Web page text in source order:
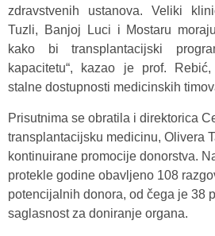
zdravstvenih ustanova. Veliki
Tuzli, Banjoj Luci i Mostaru
kako bi transplantacijski
kapacitetu“, kazao je prof.
stalne dostupnosti medicinskih
Prisutnima se obratila i direktorica
transplantacijsku medicinu, Olivera
kontinuirane promocije donorstva.
protekle godine obavljeno 108
potencijalnih donora, od čega je 38
saglasnost za doniranje organa.